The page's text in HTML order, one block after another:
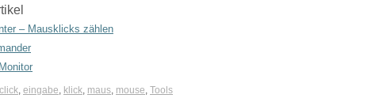
– Mausklicks zählen
click, eingabe, klick, maus, mouse, Tools